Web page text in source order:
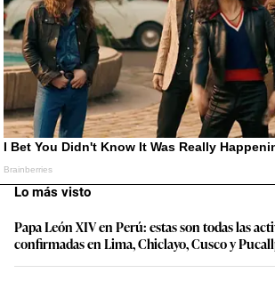
Lo más visto
Papa León XIV en Perú: estas son todas las
confirmadas en Lima, Chiclayo, Cusco y